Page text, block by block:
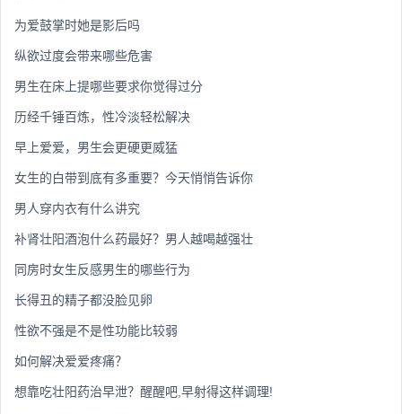
为爱鼓掌时她是影后吗
纵欲过度会带来哪些危害
男生在床上提哪些要求你觉得过分
历经千锤百炼，性冷淡轻松解决
早上爱爱，男生会更硬更威猛
女生的白带到底有多重要？今天悄悄告诉你
男人穿内衣有什么讲究
补肾壮阳酒泡什么药最好？男人越喝越强壮
同房时女生反感男生的哪些行为
长得丑的精子都没脸见卵
性欲不强是不是性功能比较弱
如何解决爱爱疼痛？
想靠吃壮阳药治早泄？醒醒吧,早射得这样调理!